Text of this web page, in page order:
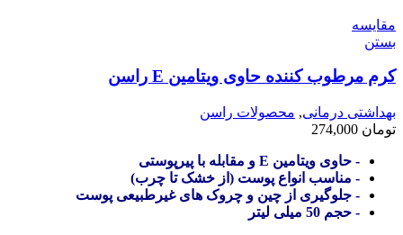
مقایسه
بستن
کرم مرطوب کننده حاوی ویتامین E راسن
بهداشتی درمانی, محصولات راسن
تومان
- حاوی ویتامین E و مقابله با پیرپوستی
- مناسب انواع پوست (از خشک تا چرب)
- جلوگیری از چین و چروک های غیرطبیعی پوست
- حجم 50 میلی لیتر